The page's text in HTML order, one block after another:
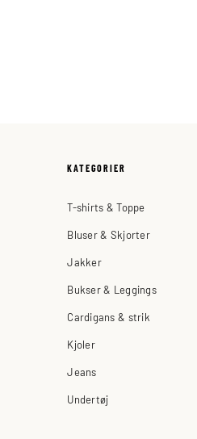
KATEGORIER
T-shirts & Toppe
Bluser & Skjorter
Jakker
Bukser & Leggings
Cardigans & strik
Kjoler
Jeans
Undertøj